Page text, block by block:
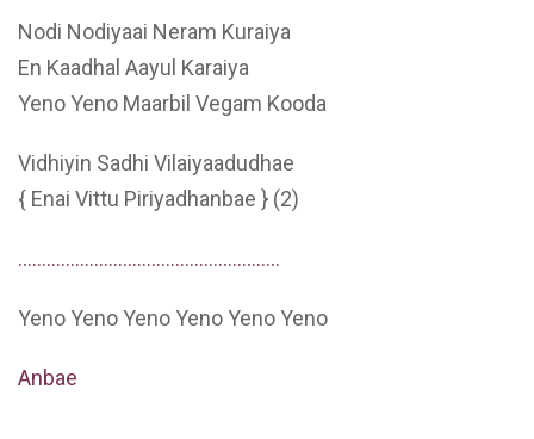
Nodi Nodiyaai Neram Kuraiya
En Kaadhal Aayul Karaiya
Yeno Yeno Maarbil Vegam Kooda
Vidhiyin Sadhi Vilaiyaadudhae
{ Enai Vittu Piriyadhanbae } (2)
……………………………………………….
Yeno Yeno Yeno Yeno Yeno Yeno
Anbae